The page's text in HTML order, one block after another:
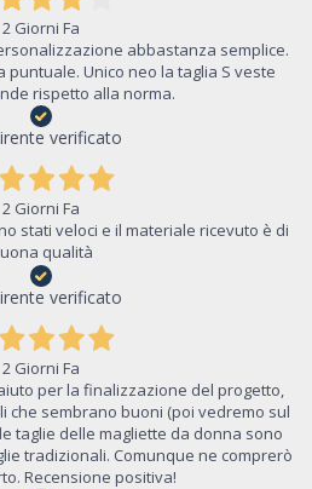
2 Giorni Fa
abbastanza semplice.
puntuale. Unico neo la taglia S veste
rispetto alla norma.
verificato
2 Giorni Fa
stati veloci e il materiale ricevuto è di
qualità
verificato
2 Giorni Fa
per la finalizzazione del progetto,
che sembrano buoni (poi vedremo sul
taglie delle magliette da donna sono
tradizionali. Comunque ne comprerò
Recensione positiva!